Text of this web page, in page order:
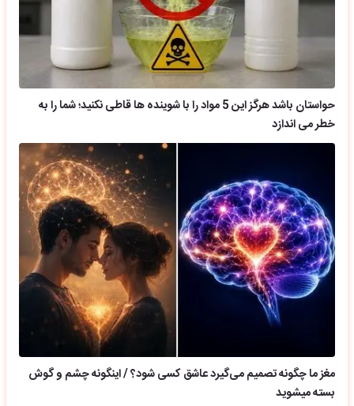
حواستان باشد هرگز این 5 مواد را با شوینده ها قاطی نکنید؛ شما را به
خطر می اندازد
مغز ما چگونه تصمیم می‌گیرد عاشق کسی شود؟ / اینگونه چشم و گوش
بسته میشوید